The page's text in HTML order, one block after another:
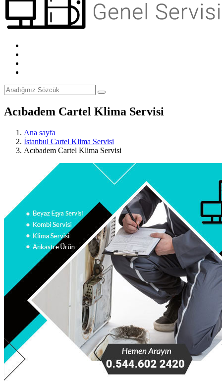
Acıbadem Cartel Klima Servisi
Ana sayfa
İstanbul Cartel Klima Servisi
Acıbadem Cartel Klima Servisi